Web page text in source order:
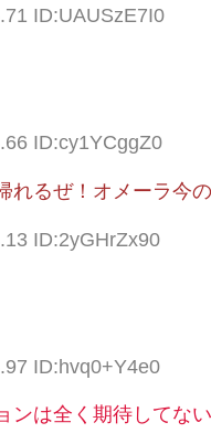
ID:UAUSzE7I0
ID:cy1YCggZ0
れるぜ！オメーラ今
ID:2yGHrZx90
ID:hvq0+Y4e0
ンは全く期待してな